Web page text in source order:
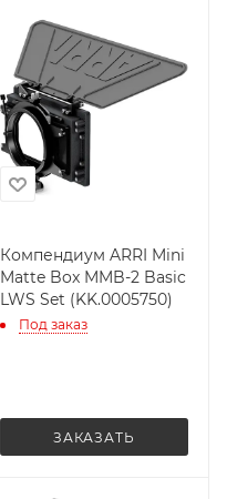
Компендиум ARRI Mini
Matte Box MMB-2 Basic
LWS Set (KK.0005750)
Под заказ
ЗАКАЗАТЬ